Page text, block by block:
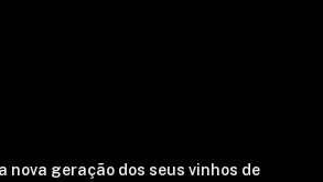
nova geração dos seus vinhos de